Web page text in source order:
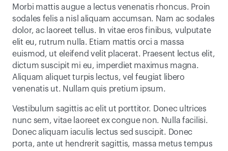
Morbi mattis augue a lectus venenatis rhoncus. Proin
sodales felis a nisl aliquam accumsan. Nam ac sodales
dolor, ac laoreet tellus. In vitae eros finibus, vulputate
elit eu, rutrum nulla. Etiam mattis orci a massa
euismod, ut eleifend velit placerat. Praesent lectus elit,
dictum suscipit mi eu, imperdiet maximus magna.
Aliquam aliquet turpis lectus, vel feugiat libero
venenatis ut. Nullam quis pretium ipsum.
Vestibulum sagittis ac elit ut porttitor. Donec ultrices
nunc sem, vitae laoreet ex congue non. Nulla facilisi.
Donec aliquam iaculis lectus sed suscipit. Donec
porta, ante ut hendrerit sagittis, massa metus tempus